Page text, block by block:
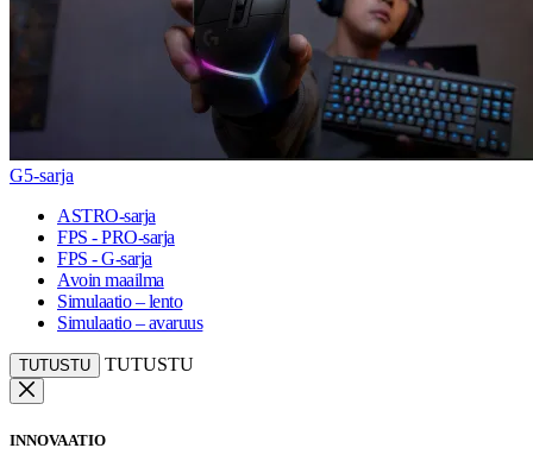
G5-sarja
ASTRO-sarja
FPS - PRO-sarja
FPS - G-sarja
Avoin maailma
Simulaatio – lento
Simulaatio – avaruus
TUTUSTU TUTUSTU
INNOVAATIO